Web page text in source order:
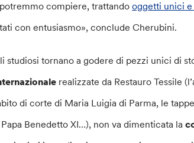
compiere, trattandooggetti unici e
con entusiasmo», conclude Cherubini.
studiosi tornano a godere di pezzi unici di
realizzate da Restauro Tessile
di corte di Maria Luigia di Parma, le
Benedetto XI…), non va dimenticata la